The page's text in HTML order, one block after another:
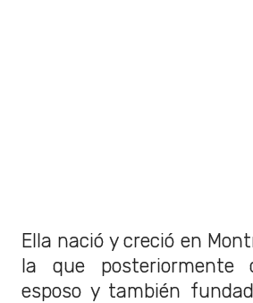
Ella nació y creció en
la que posteriormente
esposo y también